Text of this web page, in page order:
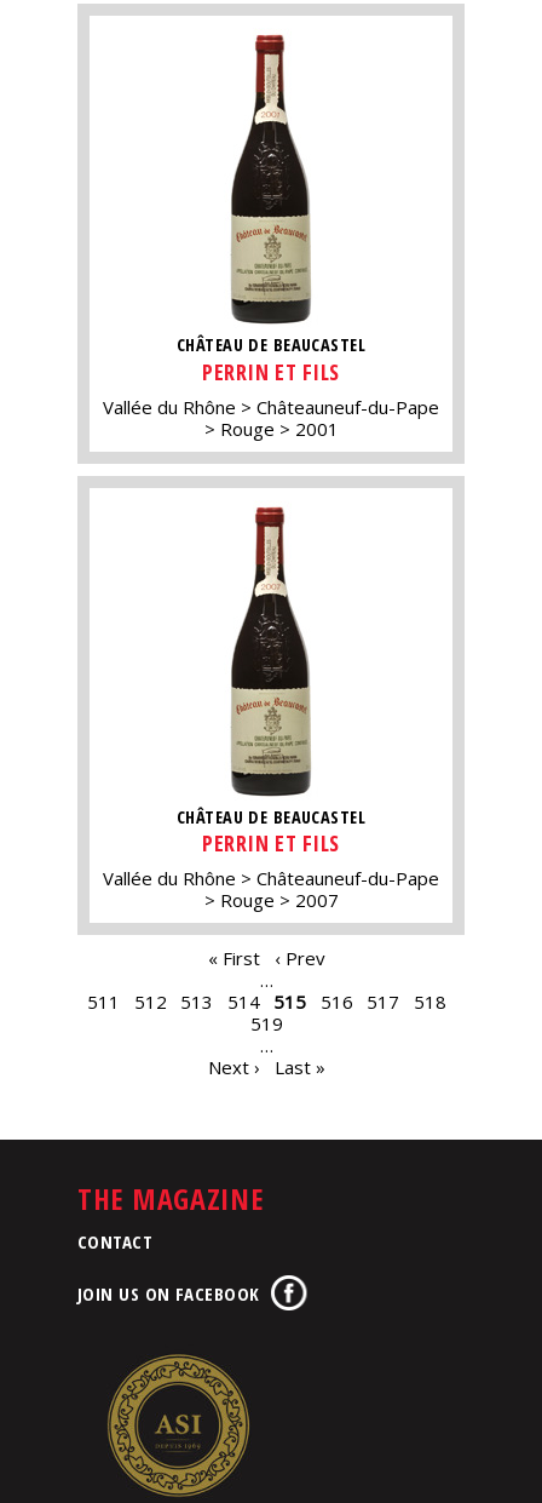
CHÂTEAU DE BEAUCASTEL
PERRIN ET FILS
Vallée du Rhône
Châteauneuf-du-Pape
Rouge
2001
CHÂTEAU DE BEAUCASTEL
PERRIN ET FILS
Vallée du Rhône
Châteauneuf-du-Pape
Rouge
2007
« First
‹ Prev
…
511
512 513 514 515 516 517
518
519
…
Next ›
Last »
THE MAGAZINE
CONTACT
JOIN US ON FACEBOOK